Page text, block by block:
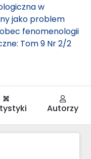
w
jako problem
fenomenologii
Tom 9 Nr 2/2
Autorzy